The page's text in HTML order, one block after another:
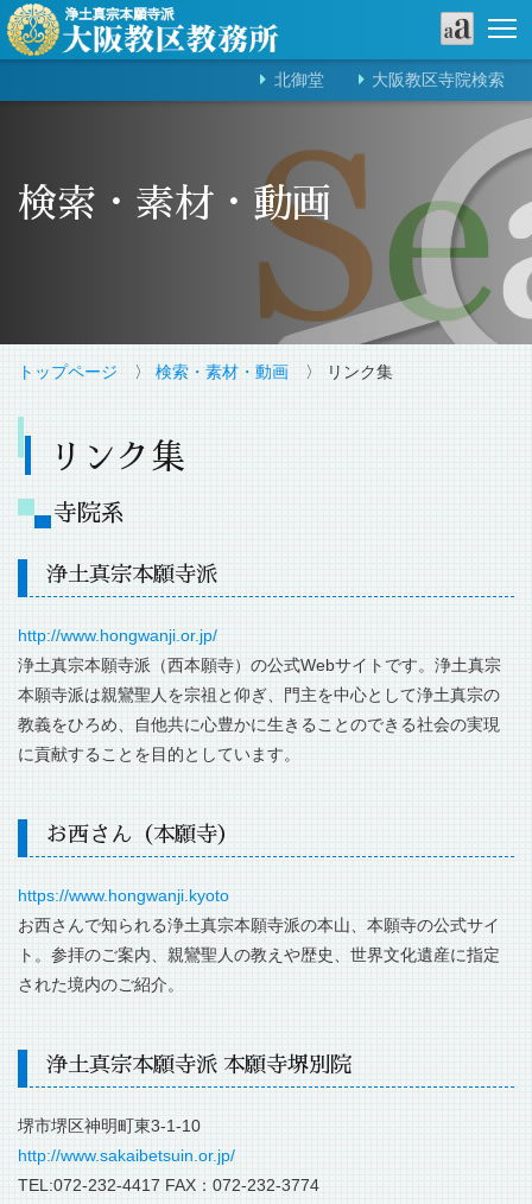
北御堂 大阪教区寺院検索
検索・素材・動画
トップページ 〉 検索・素材・動画 〉 リンク集
リンク集
寺院系
浄土真宗本願寺派
http://www.hongwanji.or.jp/
浄土真宗本願寺派（西本願寺）の公式Webサイトです。浄土真宗
本願寺派は親鸞聖人を宗祖と仰ぎ、門主を中心として浄土真宗の
教義をひろめ、自他共に心豊かに生きることのできる社会の実現
に貢献することを目的としています。
お西さん（本願寺）
https://www.hongwanji.kyoto
お西さんで知られる浄土真宗本願寺派の本山、本願寺の公式サイ
ト。参拝のご案内、親鸞聖人の教えや歴史、世界文化遺産に指定
された境内のご紹介。
浄土真宗本願寺派 本願寺堺別院
堺市堺区神明町東3-1-10
http://www.sakaibetsuin.or.jp/
TEL:072-232-4417 FAX：072-232-3774